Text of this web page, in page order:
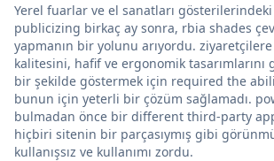
Yerel fuarlar ve el sanatları
publicizing birkaç ay sonra, rbia shades
yapmanın bir yolunu arıyordu.
kalitesini, hafif ve ergonomik tasarımlarını
bir şekilde göstermek için required the
bunun için yeterli bir çözüm sağlamadı.
bulmadan önce bir different third-party
hiçbiri sitenin bir parçasıymış gibi
kullanışsız ve kullanımı zordu.